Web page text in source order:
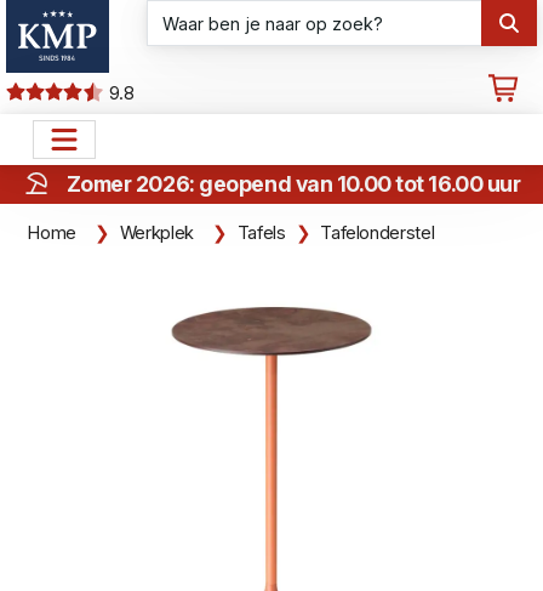
9.8
Zomer 2026: geopend van 10.00 tot 16.00 uur
Home Werkplek Tafels Tafelonderstel